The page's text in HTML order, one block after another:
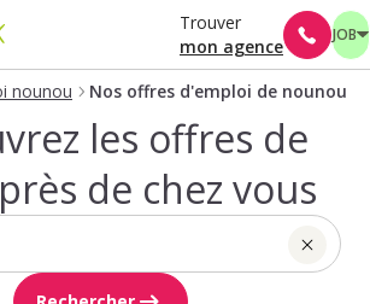
Trouver
mon agence
JOB
nounou Nos offres d'emploi de nounou
les offres de
de chez vous